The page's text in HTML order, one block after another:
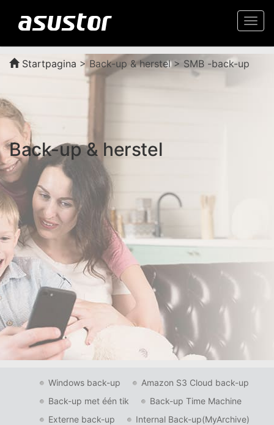
Startpagina > Back-up & herstel > SMB -back-up
Back-up & herstel
Windows back-up
Amazon S3 Cloud back-up
Back-up met één tik
Back-up Time Machine
Externe back-up
Internal Back-up(MyArchive)